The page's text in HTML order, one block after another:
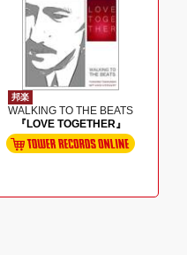
邦楽
WALKING TO THE BEATS
『LOVE TOGETHER』